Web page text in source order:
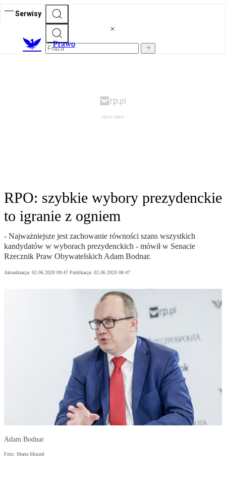
Serwisy
Prawo
RPO: szybkie wybory prezydenckie
to igranie z ogniem
- Najważniejsze jest zachowanie równości szans wszystkich
kandydatów w wyborach prezydenckich - mówił w Senacie
Rzecznik Praw Obywatelskich Adam Bodnar.
Aktualizacja: 02.06.2020 09:47 Publikacja: 02.06.2020 08:47
Adam Bodnar
Foto: Marta Muszel